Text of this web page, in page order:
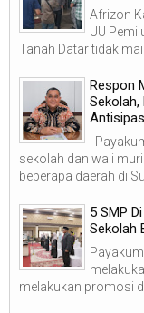
Afrizon
UU
Tanah Datar tidak
Respon
Sekolah,
sekolah dan wali
beberapa daerah di
5 SMP
Sekolah
melakukan promosi